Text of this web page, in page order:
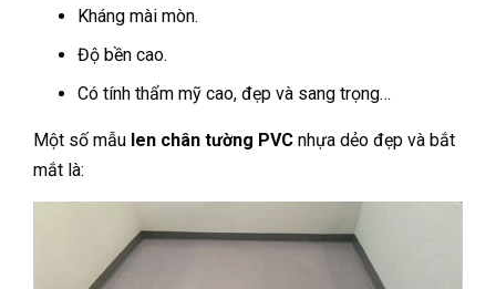
Kháng mài mòn.
Độ bền cao.
Có tính thẩm mỹ cao, đẹp và sang trọng…
Một số mẫu len chân tường PVC nhựa dẻo đẹp và bắt
mắt là: